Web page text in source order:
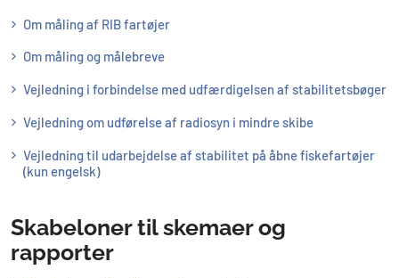
Om måling af RIB fartøjer
Om måling og målebreve
Vejledning i forbindelse med udfærdigelsen af stabilitetsbøger
Vejledning om udførelse af radiosyn i mindre skibe
Vejledning til udarbejdelse af stabilitet på åbne fiskefartøjer
(kun engelsk)
Skabeloner til skemaer og
rapporter